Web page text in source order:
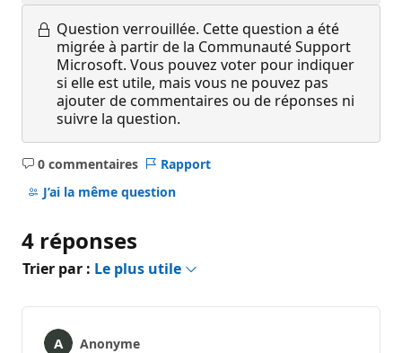
Question verrouillée. Cette question a été
migrée à partir de la Communauté Support
Microsoft. Vous pouvez voter pour indiquer
si elle est utile, mais vous ne pouvez pas
ajouter de commentaires ou de réponses ni
suivre la question.
0 commentaires
Aucun
commentaire
Rapport
J’ai la même question
4 réponses
Trier par : Le plus utile
Anonyme